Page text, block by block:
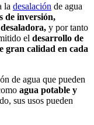
la desalación de agua
de inversión,
y por tanto
el desarrollo de
gran calidad en cada
de agua que pueden
agua potable y
sus usos pueden